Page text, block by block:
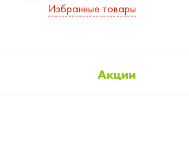
Избранные товары
Акции